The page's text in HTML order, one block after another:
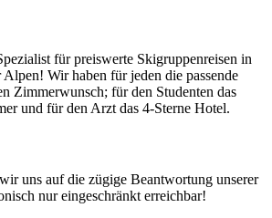
für preiswerte Skigruppenreisen in
Wir haben für jeden die passende
Zimmerwunsch; für den Studenten das
und für den Arzt das 4-Sterne Hotel.
uns auf die zügige Beantwortung unserer
nur eingeschränkt erreichbar!